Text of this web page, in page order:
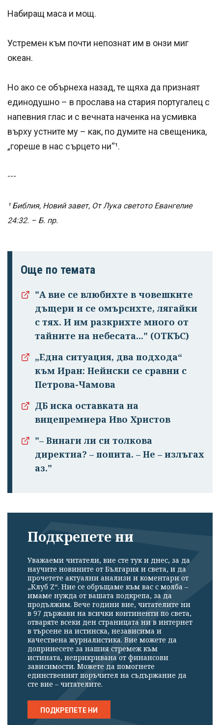
Набиращ маса и мощ.
Устремен към почти непознат им в онзи миг
океан.
Но ако се обърнеха назад, те щяха да признаят
единодушно – в прослава на стария португалец с
напевния глас и с вечната наченка на усмивка
вър­ху устните му – как, по думите на свещеника,
„гореше в нас сърцето ни“¹.
---
¹ Библия, Новий завет, От Лука светото Евангелие
24:32. – Б. пр.
Още по темата
"А вие се влюбихте в чо­вешките
дъщери и се омърсихте, лягайки
с тях. И им раз­крихте много от
тайните на небесата..." (ОТКЪС)
„Eдна ситуация, два подхода“
към Иран: Нейнски се сравни с
Петрова-Чамова
ДБ иска оставката на
вицепремиера Иво Христов
"– Винаги ли си толкова
директна? – попита. – Не – излъгах
аз."
Подкрепете ни
Уважаеми читатели, вие сте тук и днес, за да
научите новините от България и света, и да
прочетете актуални анализи и коментари от
„Клуб Z“. Ние се обръщаме към вас с молба –
имаме нужда от вашата подкрепа, за да
продължим. Вече години вие, читателите ни
в 97 държави на всички континенти по света,
отваряте всеки ден страницата ни в интернет
в търсене на истинска, независима и
качествена журналистика. Вие можете да
допринесете за нашия стремеж към
истината, неприкривана от финансови
зависимости. Можете да помогнете
единственият поръчител на съдържание да
сте вие – читателите.
ПОДКРЕПЕТЕ НИ